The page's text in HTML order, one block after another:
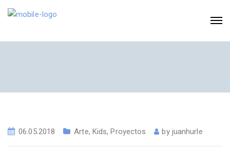
06.05.2018 Arte, Kids,Proyectos by juanhurle